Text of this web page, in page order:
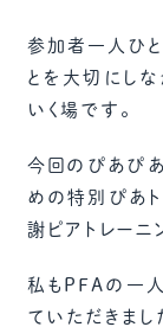
参加者一人ひ
とを大切にし
いく場です。
今回のぴあぴ
めの特別ぴあト
謝ピアトレーニ
私もPFAの一
ていただきまし